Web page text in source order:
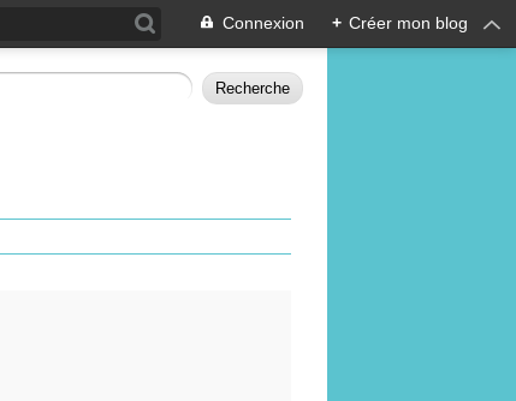
Connexion + Créer mon blog